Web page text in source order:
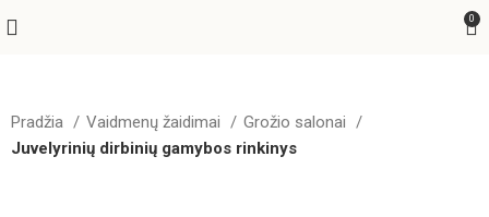
0
Pradžia Vaidmenų žaidimai
Grožio salonai
Juvelyrinių dirbinių gamybos rinkinys